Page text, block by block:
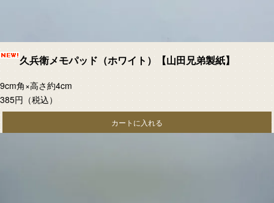
久兵衛メモパッド（ホワイト）【山田兄弟製紙】
9cm角×高さ約4cm
385円 （税込）
カートに入れる